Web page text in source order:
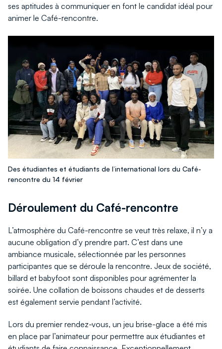
ses aptitudes à communiquer en font le candidat idéal pour
animer le Café-rencontre.
Des étudiantes et étudiants de l’international lors du Café-
rencontre du 14 février
Déroulement du Café-rencontre
L’atmosphère du Café-rencontre se veut très relaxe, il n’y a
aucune obligation d’y prendre part. C’est dans une
ambiance musicale, sélectionnée par les personnes
participantes que se déroule la rencontre. Jeux de société,
billard et babyfoot sont disponibles pour agrémenter la
soirée. Une collation de boissons chaudes et de desserts
est également servie pendant l’activité.
Lors du premier rendez-vous, un jeu brise-glace a été mis
en place par l’animateur pour permettre aux étudiantes et